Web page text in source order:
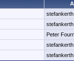
stefankerth
stefankerth
Peter
stefankerth
stefankerth